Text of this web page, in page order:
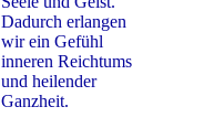
Dadurch erlangen
wir ein Gefühl
inneren Reichtums
und heilender
Ganzheit.